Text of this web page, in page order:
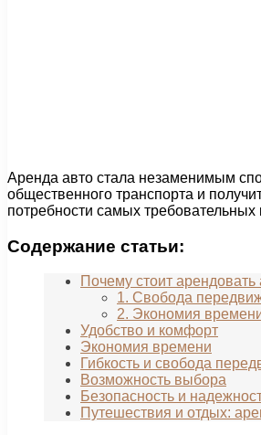
Аренда авто стала незаменимым
общественного транспорта и
потребности самых требовательных
Содержание статьи:
Почему стоит арендовать
1. Свобода
2. Экономия
Удобство и комфорт
Экономия времени
Гибкость и свобода
Возможность выбора
Безопасность и
Путешествия и отдых: